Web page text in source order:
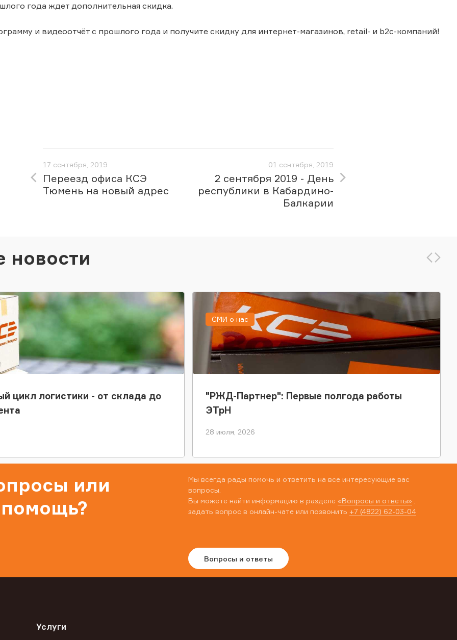
года ждет дополнительная скидка.
и видеоотчёт с прошлого года и получите скидку для интернет-магазинов, retail- и b2c-компаний!
17 сентября, 2019
Переезд офиса КСЭ
Тюмень на новый адрес
01 сентября, 2019
2 сентября 2019 - День
республики в Кабардино-
Балкарии
новости
цикл логистики - от склада до
"РЖД-Партнер": Первые полгода работы
ЭТрН
28 июля, 2026
СМИ о нас
или
Мы всегда рады помочь и ответить на все интересующие вас
вопросы.
Вы можете найти информацию в разделе «Вопросы и ответы»
задать вопрос в онлайн-чате или позвонить +7 (4822) 62-03-04
Вопросы и ответы
Услуги